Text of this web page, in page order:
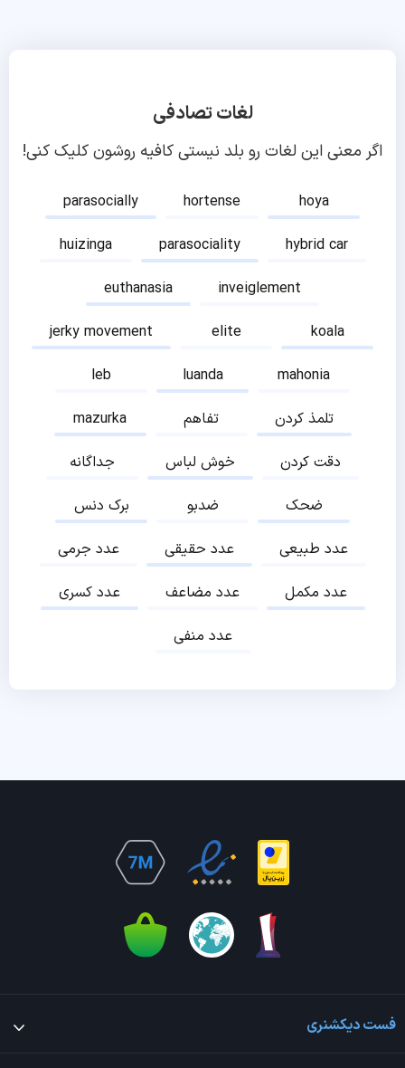
لغات تصادفی
اگر معنی این لغات رو بلد نیستی کافیه روشون کلیک کنی!
parasocially hortense
hoya
huizinga
parasociality
hybrid car
euthanasia
inveiglement
jerky movement
elite
koala
leb
luanda
mahonia
mazurka
تفاهم
تلمذ کردن
جداگانه
خوش لباس
دقت کردن
برک دنس
ضدبو
ضحک
عدد جرمی
عدد حقیقی
عدد طبیعی
عدد کسری
عدد مضاعف
عدد مکمل
عدد منفی
فست دیکشنری